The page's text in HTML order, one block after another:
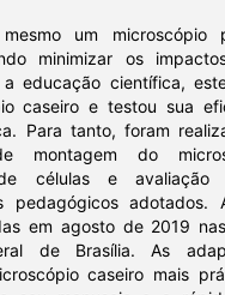
um
minimizar os
educação científica,
caseiro e testou sua
Para tanto, foram
montagem do
de células e
pedagógicos adotados.
em agosto de 2019
de Brasília. As
caseiro mais